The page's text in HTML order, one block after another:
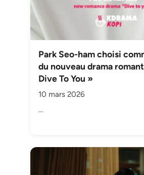
Park Seo-ham choisi
du nouveau drama
Dive To You »
10 mars 2026
…